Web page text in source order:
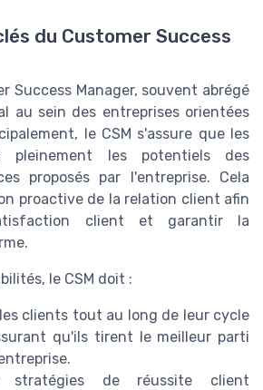
du Customer Success
Success Manager, souvent abrégé
au sein des entreprises orientées
le CSM s'assure que les
pleinement les potentiels des
proposés par l'entreprise. Cela
proactive de la relation client afin
client et garantir la
le CSM doit :
clients tout au long de leur cycle
qu'ils tirent le meilleur parti
stratégies de réussite client